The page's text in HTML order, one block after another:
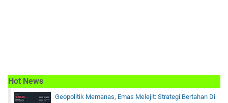
Hot News
Geopolitik Memanas, Emas Melejit: Strategi Bertahan Di